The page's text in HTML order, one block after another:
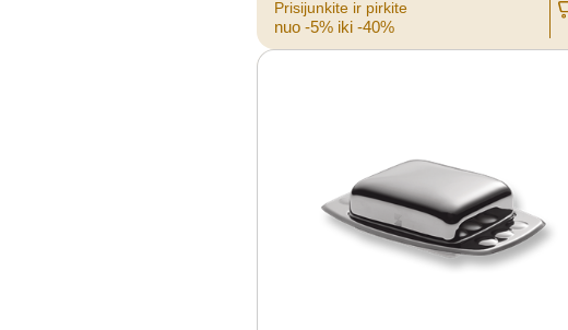
Prisijunkite ir pirkite
nuo -5% iki -40%